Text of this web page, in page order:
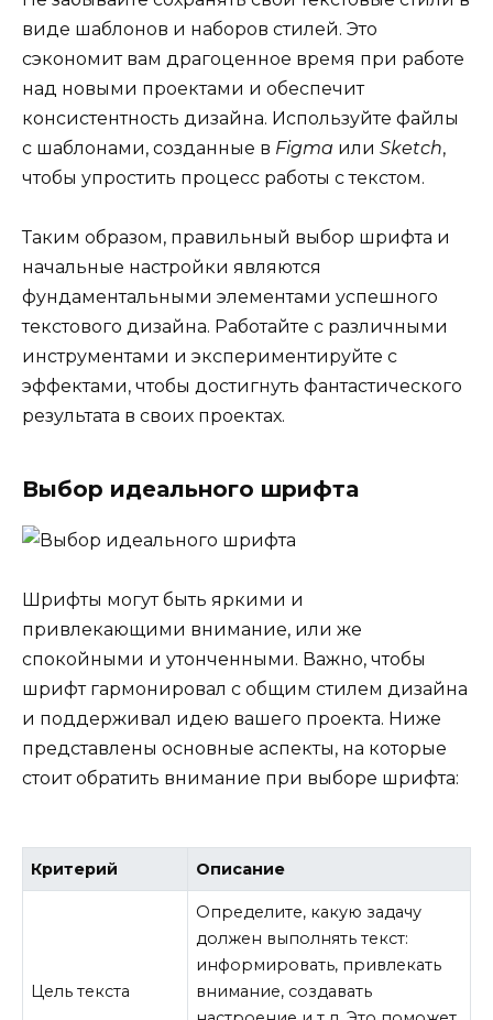
виде шаблонов и наборов стилей. Это
сэкономит вам драгоценное время при работе
над новыми проектами и обеспечит
консистентность дизайна. Используйте файлы
с шаблонами, созданные в Figma или Sketch,
чтобы упростить процесс работы с текстом.
Таким образом, правильный выбор шрифта и
начальные настройки являются
фундаментальными элементами успешного
текстового дизайна. Работайте с различными
инструментами и экспериментируйте с
эффектами, чтобы достигнуть фантастического
результата в своих проектах.
Выбор идеального шрифта
Шрифты могут быть яркими и
привлекающими внимание, или же
спокойными и утонченными. Важно, чтобы
шрифт гармонировал с общим стилем дизайна
и поддерживал идею вашего проекта. Ниже
представлены основные аспекты, на которые
стоит обратить внимание при выборе шрифта:
Критерий Описание
Цель текста
Определите, какую задачу
должен выполнять текст:
информировать, привлекать
внимание, создавать